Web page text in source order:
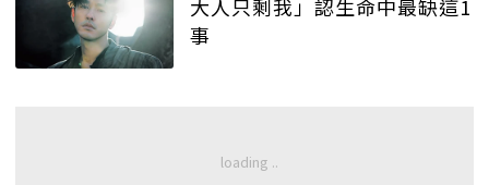
大人只剩我」認生命中最缺這1
事